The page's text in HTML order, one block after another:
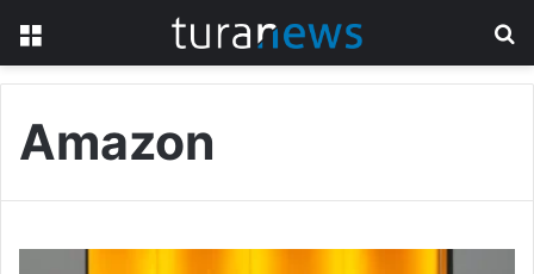
Amazon